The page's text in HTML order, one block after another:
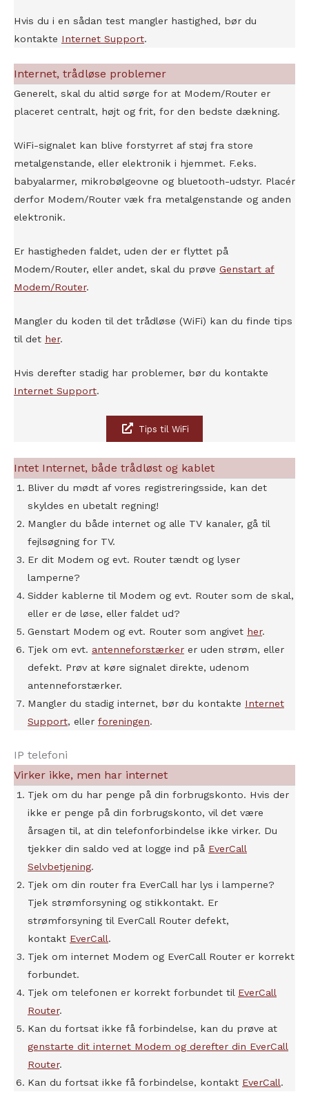
Hvis du i en sådan test mangler hastighed, bør du
kontakte Internet Support.
Internet, trådløse problemer
Generelt, skal du altid sørge for at Modem/Router er
placeret centralt, højt og frit, for den bedste dækning.
WiFi-signalet kan blive forstyrret af støj fra store
metalgenstande, eller elektronik i hjemmet. F.eks.
babyalarmer, mikrobølgeovne og bluetooth-udstyr. Placér
derfor Modem/Router væk fra metalgenstande og anden
elektronik.
Er hastigheden faldet, uden der er flyttet på
Modem/Router, eller andet, skal du prøve Genstart af
Modem/Router.
Mangler du koden til det trådløse (WiFi) kan du finde tips
til det her.
Hvis derefter stadig har problemer, bør du kontakte
Internet Support.
Tips til WiFi
Intet Internet, både trådløst og kablet
Bliver du mødt af vores registreringsside, kan det
skyldes en ubetalt regning!
Mangler du både internet og alle TV kanaler, gå til
fejlsøgning for TV.
Er dit Modem og evt. Router tændt og lyser
lamperne?
Sidder kablerne til Modem og evt. Router som de skal,
eller er de løse, eller faldet ud?
Genstart Modem og evt. Router som angivet her.
Tjek om evt. antenneforstærker er uden strøm, eller
defekt. Prøv at køre signalet direkte, udenom
antenneforstærker.
Mangler du stadig internet, bør du kontakte Internet
Support, eller foreningen.
IP telefoni
Virker ikke, men har internet
Tjek om du har penge på din forbrugskonto. Hvis der
ikke er penge på din forbrugskonto, vil det være
årsagen til, at din telefonforbindelse ikke virker. Du
tjekker din saldo ved at logge ind på EverCall
Selvbetjening.
Tjek om din router fra EverCall har lys i lamperne?
Tjek strømforsyning og stikkontakt. Er
strømforsyning til EverCall Router defekt,
kontakt EverCall.
Tjek om internet Modem og EverCall Router er korrekt
forbundet.
Tjek om telefonen er korrekt forbundet til EverCall
Router.
Kan du fortsat ikke få forbindelse, kan du prøve at
genstarte dit internet Modem og derefter din EverCall
Router.
Kan du fortsat ikke få forbindelse, kontakt EverCall.